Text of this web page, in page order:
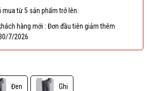
mua từ 5 sản phẩm trở lên.
hàng mới : Đơn đầu tiên giảm thêm
7/2026
Đen Ghi